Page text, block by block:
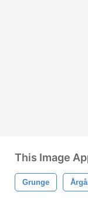
This Image
Grunge